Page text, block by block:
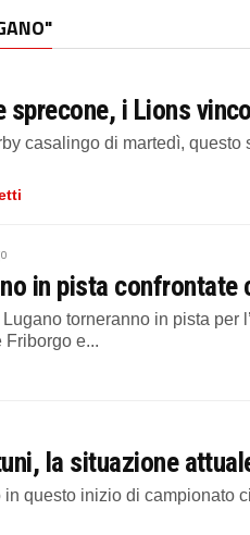
sprecone, i Lions
casalingo di martedì,
in pista
torneranno in pista per
Friborgo e...
la situazione
in questo inizio di campionato